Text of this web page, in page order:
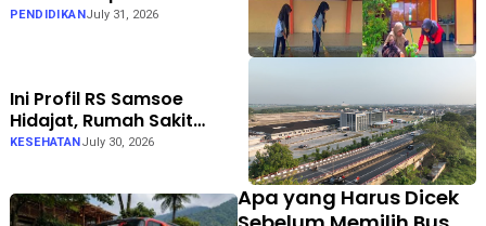
Penataan Taman di SMPN 1
PENDIDIKANJuly 31, 2026
Ini Profil RS Samsoe
Hidajat, Rumah Sakit
Umum Swasta Semarang
KESEHATAN July 30, 2026
Apa yang Harus Dicek